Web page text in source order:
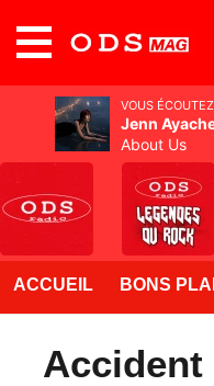
ACCUEIL BONS
Accident
VOUS
Jenn
About Us